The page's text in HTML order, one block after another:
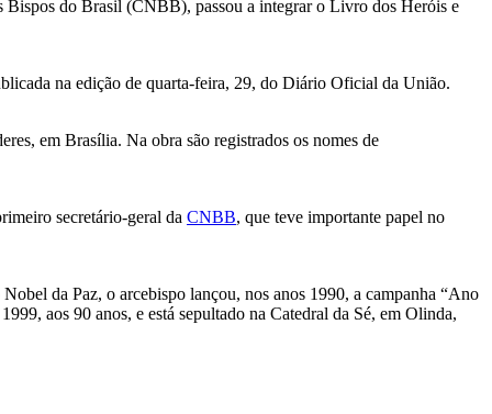
Bispos do Brasil (CNBB), passou a integrar o Livro dos Heróis e
na edição de quarta-feira, 29, do Diário Oficial da União.
em Brasília. Na obra são registrados os nomes de
secretário-geral da CNBB, que teve importante papel no
da Paz, o arcebispo lançou, nos anos 1990, a campanha “Ano
aos 90 anos, e está sepultado na Catedral da Sé, em Olinda,